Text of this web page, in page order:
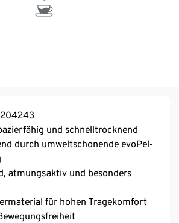
und schnelltrocknend
durch umweltschonende evoPel-
atmungsaktiv und besonders
für hohen Tragekomfort